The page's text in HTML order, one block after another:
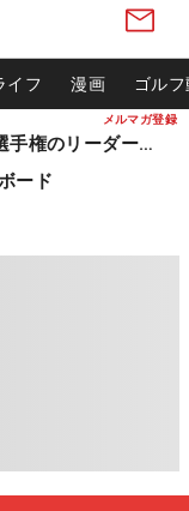
メルマガ登録
イフ 漫画 ゴル
松山英樹ら出場 ウィンダム選手権のリーダーボード
ード